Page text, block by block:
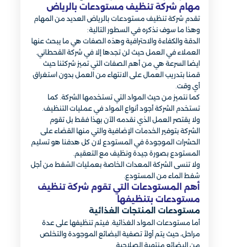
مهام شركة تنظيف مستودعات بالرياض
تقدم شركة تنظيف مستودعات بالرياض العديد من المهام
وهذا ما سوف نذكره في السطور التالية:
الدقة والكفاءة والاحترافية وهذه الصفات هي ما يبحث عنها
العملاء في العمل حيث لن تجدها إلا في شركة القحطاني.
ايضا السرعة هي من أهم الصفات التي تميز شركتنا حيث
قمنا بتدريب العمال على الانتهاء من العمل بدون استغراق
أي وقت.
كما نتميز من حيث المواد التي تستخدمها الشركة. كما
تستخدم الشركة أجود أنواع المواد في عمليات التنظيف.
ولا يقتصر العمل الذي نقدمه الآن بهذا فقط بل تقوم
الشركة بتوفير الخدمات الإضافية والتي منها القضاء على
الحشرات الموجودة في المستودع لان كل هدفنا هو تسليم
المستودع بصورة جيدة ونظيف مع التعقيم.
ولا تنسى الشركة المعدات الخاصة بعمليات الشفط من أجل
شفط الماء من المستودع.
أهم المستودعات التي تقوم شركة تنظيف
مستودعات بتنظيفها
مستودعات المنتجات الغذائية
أما مستودعات المواد الغذائية. فيتم تنظيفها على عدة
مراحل، حيث يتم أولاً تصفية البضائع الموجودة والتخلص
من البضائع منتهية الصلاحية.